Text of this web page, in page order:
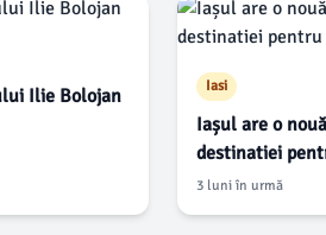
Ilie Bolojan Iasi
Iașul are o
destinatiei
3 luni în urmă